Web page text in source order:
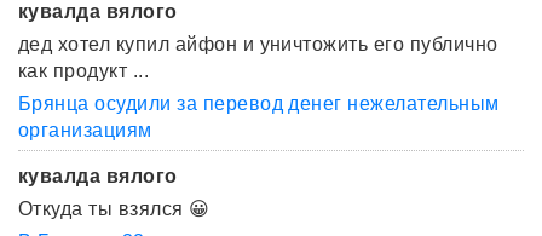
кувалда вялого
дед хотел купил айфон и уничтожить его публично
как продукт ...
Брянца осудили за перевод денег нежелательным
организациям
кувалда вялого
Откуда ты взялся 😀